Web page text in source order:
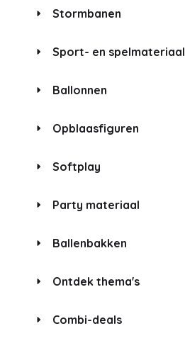
Stormbanen
Sport- en spelmateriaal
Ballonnen
Opblaasfiguren
Softplay
Party materiaal
Ballenbakken
Ontdek thema's
Combi-deals